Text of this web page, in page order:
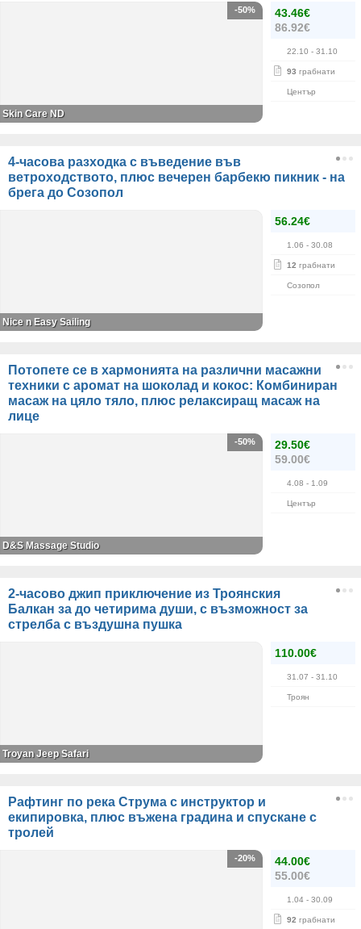
43.46€
86.92€
22.10 - 31.10
93 грабнати
Център
-50%
Skin Care ND
4-часова разходка с въведение във
ветроходството, плюс вечерен барбекю пикник - на
брега до Созопол
56.24€
1.06 - 30.08
12 грабнати
Созопол
Nice n Easy Sailing
Потопете се в хармонията на различни масажни
техники с аромат на шоколад и кокос: Комбиниран
масаж на цяло тяло, плюс релаксиращ масаж на
лице
29.50€
59.00€
4.08 - 1.09
Център
-50%
D&S Massage Studio
2-часово джип приключение из Троянския
Балкан за до четирима души, с възможност за
стрелба с въздушна пушка
110.00€
31.07 - 31.10
Троян
Troyan Jeep Safari
Рафтинг по река Струма с инструктор и
екипировка, плюс въжена градина и спускане с
тролей
44.00€
55.00€
1.04 - 30.09
92 грабнати
-20%